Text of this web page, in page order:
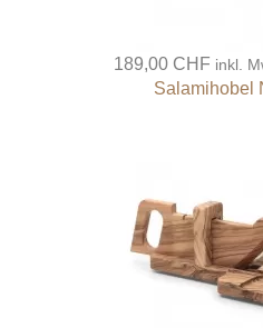
189,00 CHF inkl.
Salamihobel